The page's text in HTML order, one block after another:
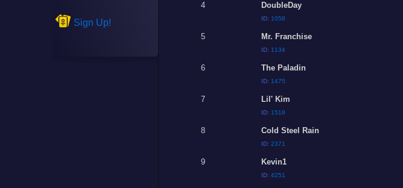
Sign Up!
4 DoubleDay
ID: 1058
5 Mr. Franchise
ID: 1134
6 The Paladin
ID: 1475
7 Lil' Kim
ID: 1518
8 Cold Steel Rain
ID: 2371
9 Kevin1
ID: 4251